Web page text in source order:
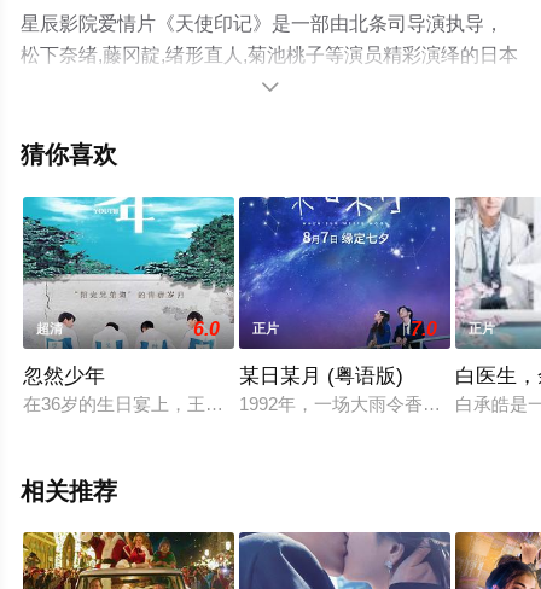
星辰影院爱情片《天使印记》是一部由北条司导演执导，
松下奈绪,藤冈靛,绪形直人,菊池桃子等演员精彩演绎的日本
电影，手机免费观看高清未删减完整版电影大全就上星辰
等平台了解。

猜你喜欢
超清 6.0
忽然少年
在36岁的生日宴上，王启喝多了，梦里，他回到了二十年前的高
正片 7.0
某日某月 (粤语版)
1992年，一场大雨令香港停电，热
正片
白医生
白承皓是
相关推荐